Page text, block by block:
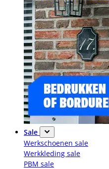
Sale
Werkschoenen sale
Werkkleding sale
PBM sale